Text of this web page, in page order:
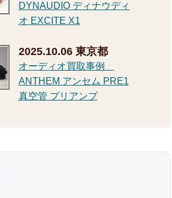
DYNAUDIO ディナウディ
オ EXCITE X1
2025.10.06 東京都
オーディオ買取事例
ANTHEM アンセム PRE1
真空管 プリアンプ